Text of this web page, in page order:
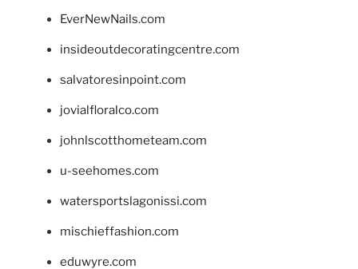
EverNewNails.com
insideoutdecoratingcentre.com
salvatoresinpoint.com
jovialfloralco.com
johnlscotthometeam.com
u-seehomes.com
watersportslagonissi.com
mischieffashion.com
eduwyre.com